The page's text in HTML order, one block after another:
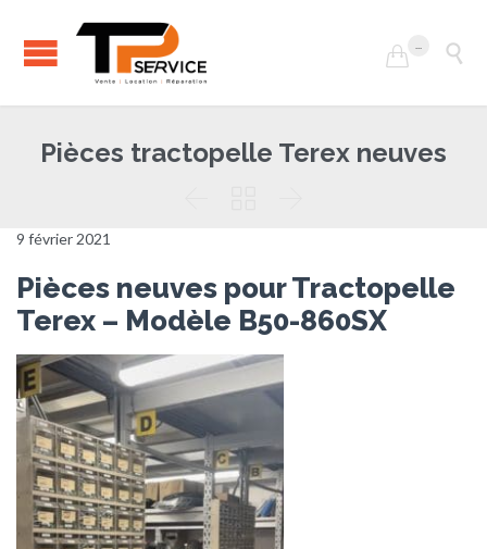
 
Pièces tractopelle Terex neuves
9 février 2021
Pièces neuves pour Tractopelle
Terex – Modèle B50-860SX